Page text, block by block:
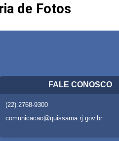
de Fotos
FALE CONOSCO
(22) 2768-9300
comunicacao@quissama.rj.gov.br